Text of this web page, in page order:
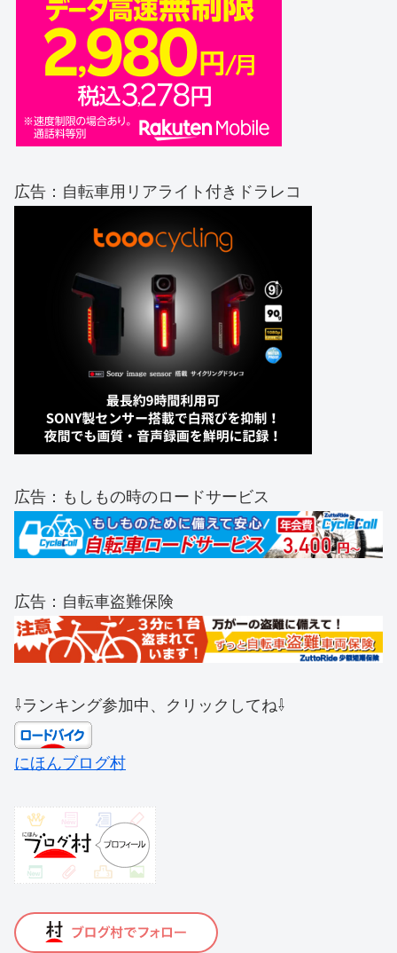
広告：自転車用リアライト付きドラレコ
広告：もしもの時のロードサービス
広告：自転車盗難保険
⇩ランキング参加中、クリックしてね⇩
にほんブログ村